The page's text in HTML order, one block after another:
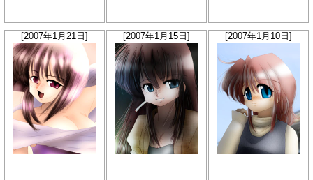
[2007年1月21日] [2007年1月15日] [2007年1月10日]